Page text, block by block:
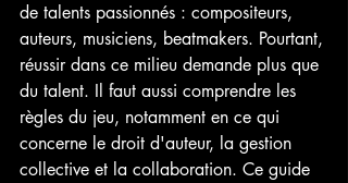
de talents passionnés : compositeurs,
auteurs, musiciens, beatmakers. Pourtant,
réussir dans ce milieu demande plus que
du talent. Il faut aussi comprendre les
règles du jeu, notamment en ce qui
concerne le droit d'auteur, la gestion
collective et la collaboration. Ce guide